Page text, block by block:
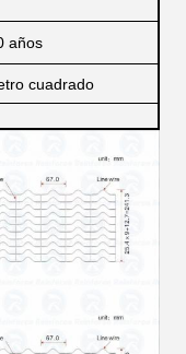
años
cuadrado
por semana
establecer
de la seguridad
de riesgos.